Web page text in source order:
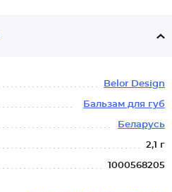
Belor Design
Бальзам для губ
Беларусь
2,1 г
1000568205